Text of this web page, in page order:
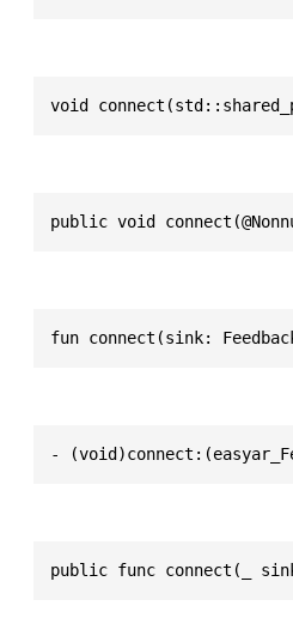
void
public void
fun connect(sink:
-
public func connect(_